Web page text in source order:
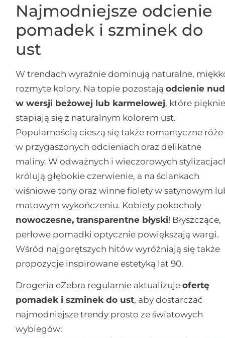
Najmodniejsze odcienie
pomadek i szminek do
ust
W trendach wyraźnie dominują naturalne,
rozmyte kolory. Na topie pozostająodcienie
w wersji beżowej lub karmelowej, które
stapiają się z naturalnym kolorem ust.
Popularnością cieszą się także romantyczne róże
w przygaszonych odcieniach oraz delikatne
maliny. W odważnych i wieczorowych
królują głębokie czerwienie, a na ściankach
wiśniowe tony oraz winne fiolety w satynowym
matowym wykończeniu. Kobiety pokochały
nowoczesne, transparentne błyski! Błyszczące,
perłowe pomadki optycznie powiększają wargi.
Wśród najgorętszych hitów wyróżniają się także
propozycje inspirowane estetyką lat 90.
Drogeria eZebra regularnie aktualizujeofertę
pomadek i szminek do ust, aby dostarczać
najmodniejsze trendy prosto ze światowych
wybiegów: